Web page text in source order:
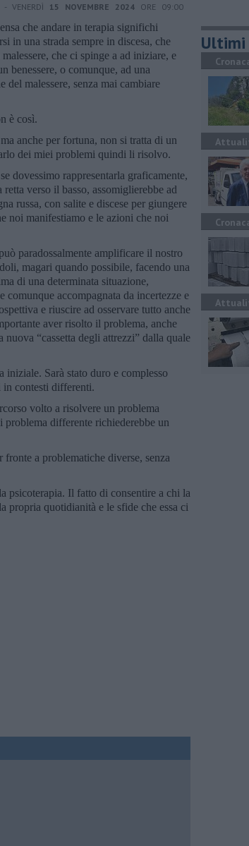
- VENERDÌ 15 NOVEMBRE 2024 ORE 09:00
che andare in terapia significhi
in una strada sempre in discesa, che
malessere, che ci spinge a ad iniziare, e
benessere, o comunque, ad una
del malessere, senza mai cambiare
è così.
anche per fortuna, non si tratta di un
dei miei problemi quindi li risolvo.
dovessimo rappresentarla graficamente,
retta verso il basso, assomiglierebbe ad
russa, con salite e discese per giungere
noi manifestiamo e le azioni che noi
paradossalmente amplificare il nostro
magari quando possibile, facendo una
di una determinata situazione,
comunque accompagnata da incertezze e
e riuscire ad osservare tutto anche
aver risolto il problema, anche
“cassetta degli attrezzi” dalla quale
Sarà stato duro e complesso
in contesti differenti.
volto a risolvere un problema
problema differente richiederebbe un
fronte a problematiche diverse, senza
psicoterapia. Il fatto di consentire a chi la
propria quotidianità e le sfide che essa ci